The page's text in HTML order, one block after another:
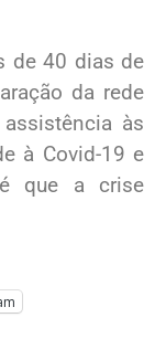
de 40 dias de
da rede
às
à Covid-19 e
que a crise